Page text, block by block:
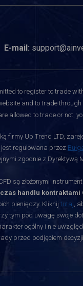
E-mail:
to register to trade
and to trade
allowed to trade or not,
firmy Up Trend LTD,
regulowana przez
zgodnie z Dyrektywą
CFD są złożonymi
handlu kontraktami
pieniędzy. Kliknij tutaj,
tym pod uwagę swoje
ogólny i nie
przed podjęciem